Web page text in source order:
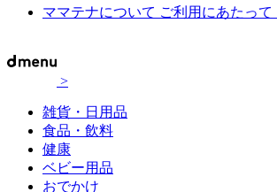
ママテナについて ご利用にあたって
>
雑貨・日用品
食品・飲料
健康
ベビー用品
おでかけ